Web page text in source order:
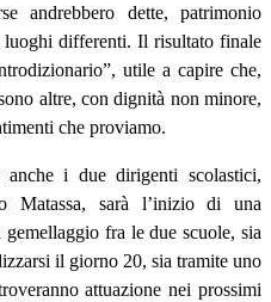
andrebbero dette, patrimonio
differenti. Il risultato finale
”, utile a capire che,
altre, con dignità non minore,
che proviamo.
i due dirigenti scolastici,
Matassa, sarà l’inizio di una
fra le due scuole, sia
il giorno 20, sia tramite uno
attuazione nei prossimi